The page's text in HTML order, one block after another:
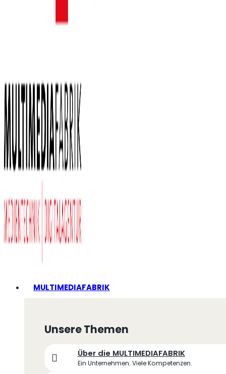
MULTIMEDIAFABRIK
Unsere Themen
Über die MULTIMEDIAFABRIK
Ein Unternehmen. Viele Kompetenzen.